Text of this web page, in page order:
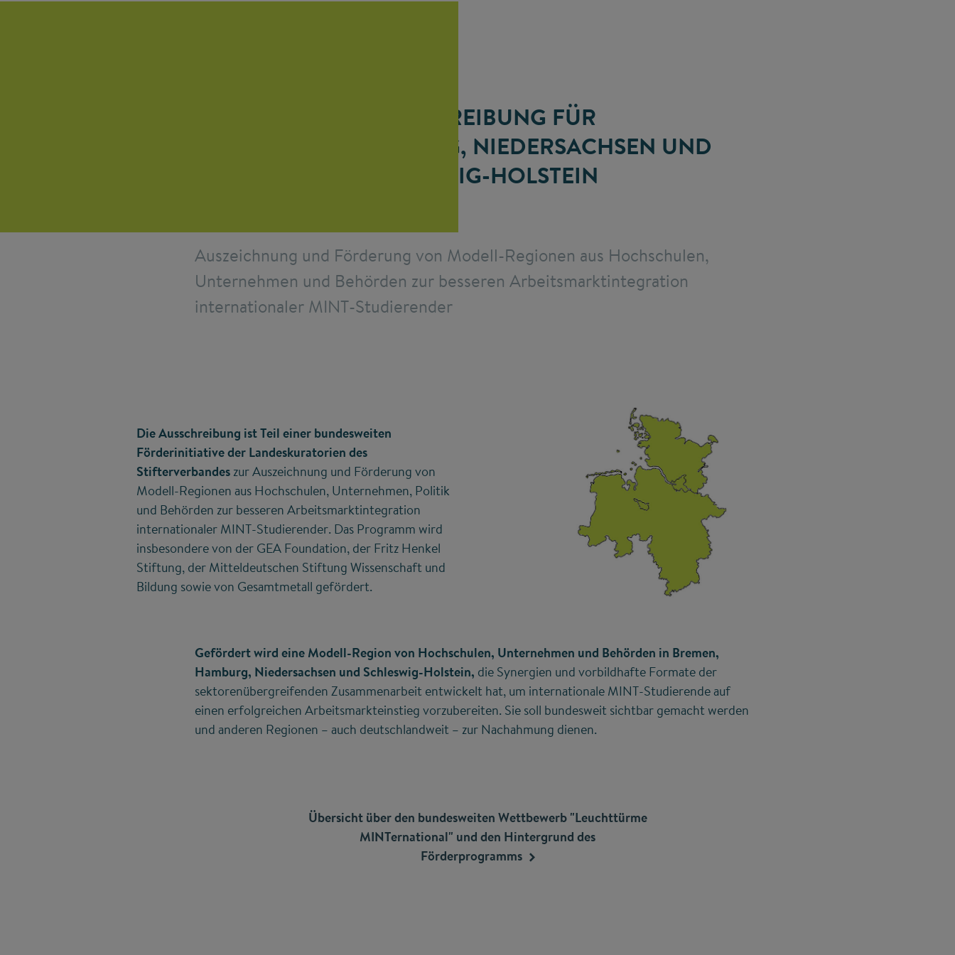
AUSSCHREIBUNG FÜR
BREMEN, HAMBURG, NIEDERSACHSEN UND
SCHLESWIG-HOLSTEIN
Auszeichnung und Förderung von Modell-Regionen aus Hochschulen,
Unternehmen und Behörden zur besseren Arbeitsmarktintegration
internationaler MINT-Studierender
Die Ausschreibung ist Teil einer bundesweiten
Förderinitiative der Landeskuratorien des
Stifterverbandes zur Auszeichnung und Förderung von
Modell-Regionen aus Hochschulen, Unternehmen, Politik
und Behörden zur besseren Arbeitsmarktintegration
internationaler MINT-Studierender. Das Programm wird
insbesondere von der GEA Foundation, der Fritz Henkel
Stiftung, der Mitteldeutschen Stiftung Wissenschaft und
Bildung sowie von Gesamtmetall gefördert.
Gefördert wird eine Modell-Region von Hochschulen, Unternehmen und Behörden in Bremen,
Hamburg, Niedersachsen und Schleswig-Holstein, die Synergien und vorbildhafte Formate der
sektorenübergreifenden Zusammenarbeit entwickelt hat, um internationale MINT-Studierende auf
einen erfolgreichen Arbeitsmarkteinstieg vorzubereiten. Sie soll bundesweit sichtbar gemacht werden
und anderen Regionen – auch deutschlandweit – zur Nachahmung dienen.
Übersicht über den bundesweiten Wettbewerb "Leuchttürme
MINTernational" und den Hintergrund des
Förderprogramms